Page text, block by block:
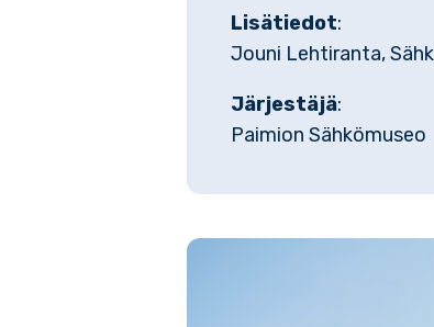
Lisätiedot:
Jouni Lehtiranta,
Järjestäjä:
Paimion Sähkömuseo